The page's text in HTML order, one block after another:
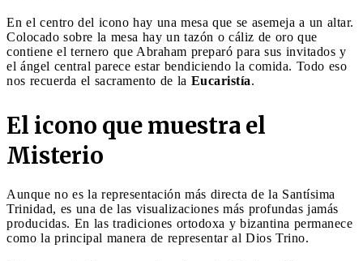
En el centro del icono hay una mesa que se asemeja a un altar.
Colocado sobre la mesa hay un tazón o cáliz de oro que
contiene el ternero que Abraham preparó para sus invitados y
el ángel central parece estar bendiciendo la comida. Todo eso
nos recuerda el sacramento de la Eucaristía.
El icono que muestra el
Misterio
Aunque no es la representación más directa de la Santísima
Trinidad, es una de las visualizaciones más profundas jamás
producidas. En las tradiciones ortodoxa y bizantina permanece
como la principal manera de representar al Dios Trino.